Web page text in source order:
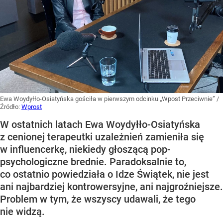
Ewa Woydyłło-Osiatyńska gościła w pierwszym odcinku „Wpost Przeciwnie” /
Źródło: Wprost
W ostatnich latach Ewa Woydyłło-Osiatyńska
z cenionej terapeutki uzależnień zamieniła się
w influencerkę, niekiedy głoszącą pop-
psychologiczne brednie. Paradoksalnie to,
co ostatnio powiedziała o Idze Świątek, nie jest
ani najbardziej kontrowersyjne, ani najgroźniejsze.
Problem w tym, że wszyscy udawali, że tego
nie widzą.